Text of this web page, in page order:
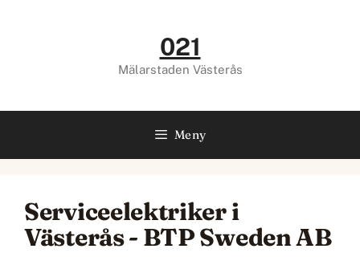
021
Mälarstaden Västerås
Meny
Serviceelektriker i
Västerås - BTP Sweden AB